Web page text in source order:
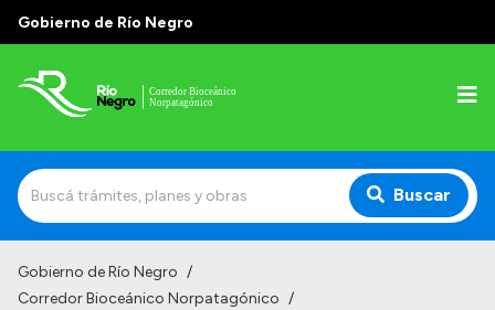
Gobierno de Río Negro
Buscar
Gobierno de Río Negro /
Corredor Bioceánico Norpatagónico /